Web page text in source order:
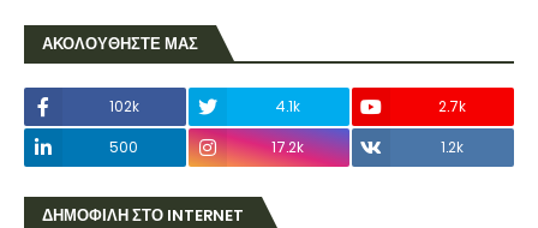
ΑΚΟΛΟΥΘΗΣΤΕ ΜΑΣ
102k 4.1k
2.7k
500
17.2k 1.2k
ΔΗΜΟΦΙΛΗ ΣΤΟ INTERNET